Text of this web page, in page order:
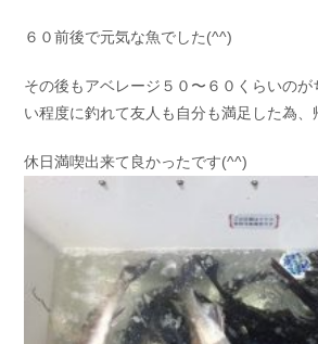
６０前後で元気な魚でした(^^)
その後もアベレージ５０〜６０くらいのが
い程度に釣れて友人も自分も満足した為、
休日満喫出来て良かったです(^^)